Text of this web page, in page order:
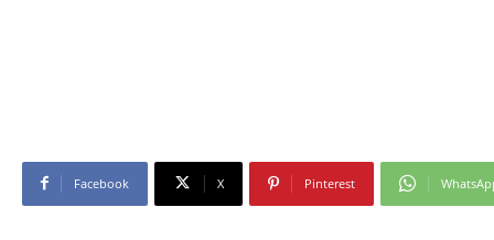
Facebook X Pinterest